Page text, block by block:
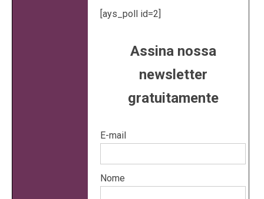
[ays_poll id=2]
Assina nossa
newsletter
gratuitamente
E-mail
Nome